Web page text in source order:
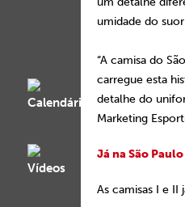
umidade do
“A camisa do
carregue esta
detalhe do
Marketing
Já na São
As camisas I e II